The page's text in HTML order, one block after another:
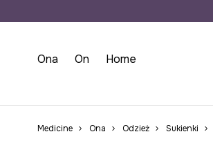
Ona On Home
Medicine Ona Odzież Sukienki